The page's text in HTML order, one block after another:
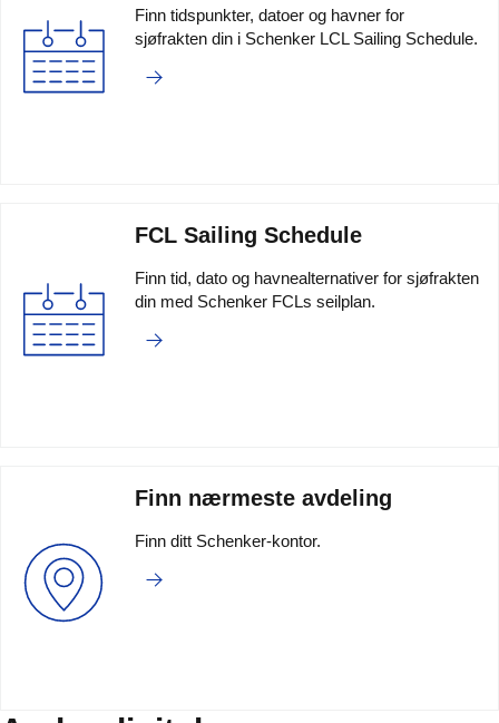
Finn tidspunkter, datoer og havner for
sjøfrakten din i Schenker LCL Sailing Schedule.
FCL Sailing Schedule
Finn tid, dato og havnealternativer for sjøfrakten
din med Schenker FCLs seilplan.
Finn nærmeste avdeling
Finn ditt Schenker-kontor.